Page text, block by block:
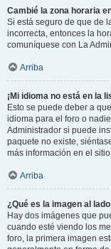
Cambié la zona horaria
Si está seguro de que de
incorrecta, entonces la
comuníquese con La
Arriba
¡Mi idioma no está en la
Esto se puede deber a
idioma para el foro o
Administrador si puede
paquete no existe,
más información en el
Arriba
¿Qué es la imagen al
Hay dos imágenes que
cuando esté viendo los
foro, la primera imagen